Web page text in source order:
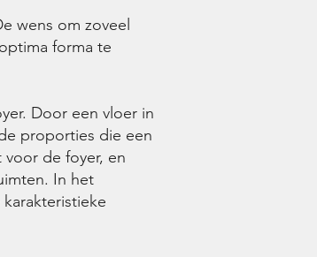
wens om zoveel
forma te
Door een vloer in
proporties die een
de foyer, en
In het